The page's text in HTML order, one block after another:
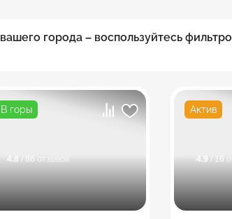
города – воспользуйтесь
В горы
4.8 / 86 отзывов
Актив
4.9 / 16